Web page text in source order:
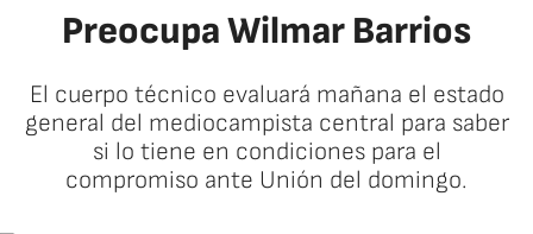
Preocupa Wilmar Barrios
El cuerpo técnico evaluará mañana el estado
general del mediocampista central para saber
si lo tiene en condiciones para el
compromiso ante Unión del domingo.